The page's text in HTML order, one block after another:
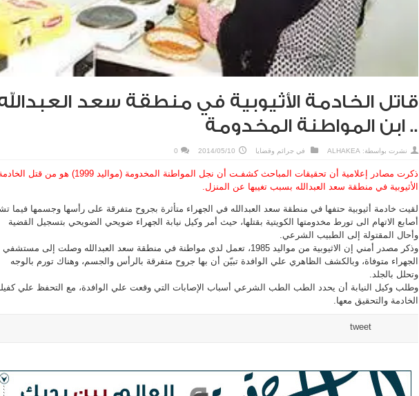
قاتل الخادمة الأثيوبية في منطقة سعد
.. ابن المواطنة المخدومة
نشرت بواسطة: ALHAKEA في جرائم وقضايا 2014/05/10
0
ذكرت مصادر إعلامية أن تحقيقات المباحث كشفـت أن نجل المواطنة المخدومة (مواليد 1999) هو من قتل
الأثيوبية في منطقة سعد العبدالله بسبب تغيبها عن المنزل.
لقيت خادمة أثيوبية حتفها في منطقة سعد العبدالله في الجهراء متأثرة بجروح متفرقة على رأسها وجسمها فيما
أصابع الاتهام الى تورط مخدومتها الكويتية بقتلها، حيث أمر وكيل نيابة الجهراء ضويحي الضويحي بتسجيل القضية
وأحال المقتولة إلى الطبيب الشرعي.
وذكر مصدر أمني إن الاثيوبية من مواليد 1985، تعمل لدي مواطنة في منطقة سعد العبدالله وصلت إلى مستشفي
الجهراء متوفاة، وبالكشف الظاهري علي الوافدة تبيّن أن بها جروح متفرقة بالرأس والجسم، وهناك تورم بالوجه
وتحلل بالجلد.
وطلب وكيل النيابة أن يحدد الطب الطب الشرعي أسباب الإصابات التي وقعت علي الوافدة، مع التحفظ علي
الخادمة والتحقيق معها.
tweet